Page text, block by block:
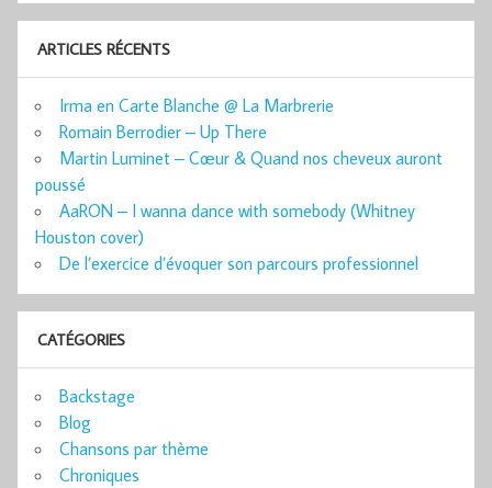
ARTICLES RÉCENTS
Irma en Carte Blanche @ La Marbrerie
Romain Berrodier – Up There
Martin Luminet – Cœur & Quand nos cheveux auront
poussé
AaRON – I wanna dance with somebody (Whitney
Houston cover)
De l’exercice d’évoquer son parcours professionnel
CATÉGORIES
Backstage
Blog
Chansons par thème
Chroniques